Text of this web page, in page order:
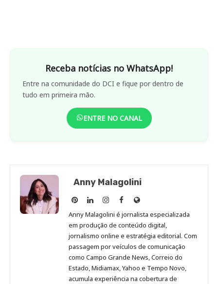
Receba notícias no WhatsApp!
Entre na comunidade do DCI e fique por dentro de
tudo em primeira mão.
ENTRE NO CANAL
Anny Malagolini
Anny
Malagolini
no
Pinterest
Anny
Malagolini
no
LinkedIn
Anny
Malagolini
no
Instagram
Anny
Malagolini
no
Facebook
Site
de
Anny
Malagolini
Anny Malagolini é jornalista especializada
em produção de conteúdo digital,
jornalismo online e estratégia editorial. Com
passagem por veículos de comunicação
como Campo Grande News, Correio do
Estado, Midiamax, Yahoo e Tempo Novo,
acumula experiência na cobertura de